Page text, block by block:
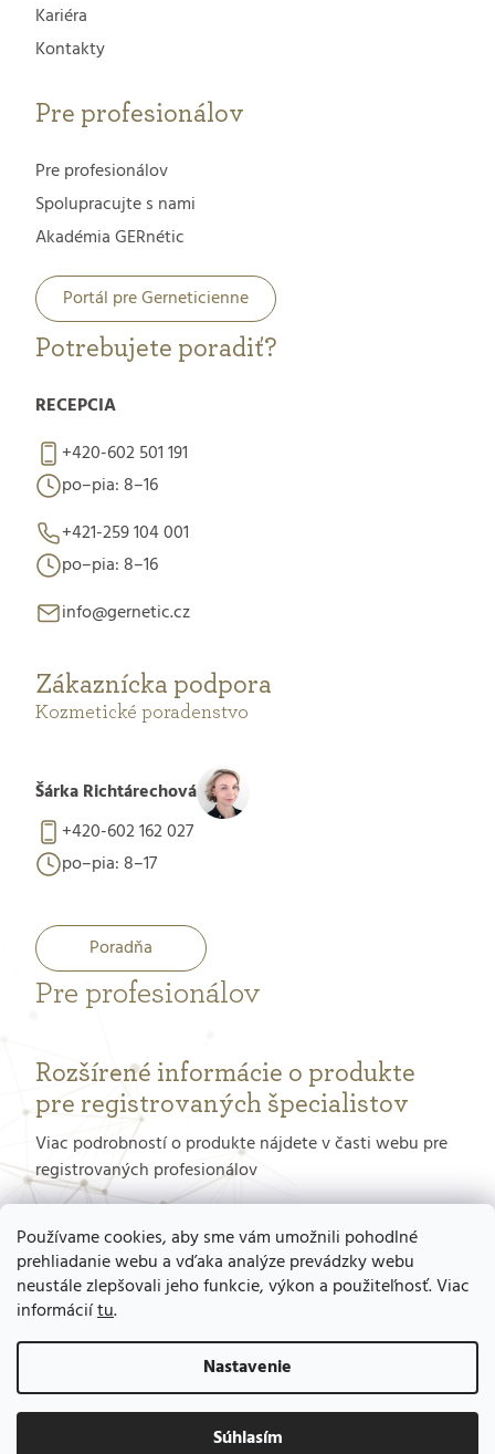
Používame cookies, aby sme vám umožnili pohodlné
prehliadanie webu a vďaka analýze prevádzky webu
neustále zlepšovali jeho funkcie, výkon a použiteľnosť. Viac
informáciítu.
Nastavenie
Súhlasím
Kariéra
Kontakty
Pre profesionálov
Pre profesionálov
Spolupracujte s nami
Akadémia GERnétic
Portál pre Gerneticienne
Potrebujete poradiť?
RECEPCIA
+420-602 501 191
po–pia: 8–16
+421-259 104 001
po–pia: 8–16
info@gernetic.cz
Zákaznícka podpora
Kozmetické poradenstvo
Šárka Richtárechová
+420-602 162 027
po–pia: 8–17
Poradňa
Pre profesionálov
Rozšírené informácie o produkte
pre registrovaných špecialistov
Viac podrobností o produkte nájdete v časti webu pre
registrovaných profesionálov
PORTÁL PRE PROFESIONÁLOV
Ako získať prístup do tohto portálu?
Vytvoril Shoptet